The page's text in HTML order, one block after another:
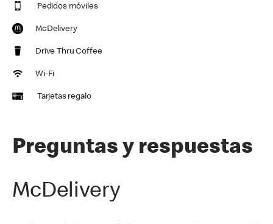
Pedidos móviles
McDelivery
Drive Thru Coffee
Wi-Fi
Tarjetas regalo
Preguntas y respuestas
McDelivery